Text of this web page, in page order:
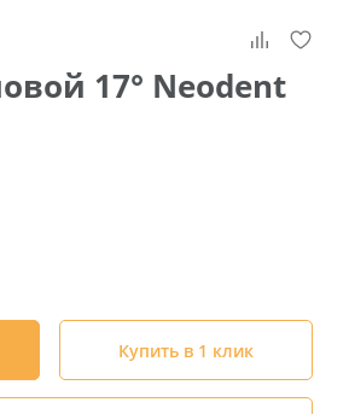
17° Neodent
Купить в 1 клик